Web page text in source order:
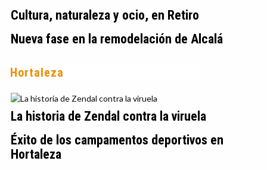
Cultura, naturaleza y ocio, en Retiro
Nueva fase en la remodelación de Alcalá
Hortaleza
La historia de Zendal contra la viruela
Éxito de los campamentos deportivos en
Hortaleza